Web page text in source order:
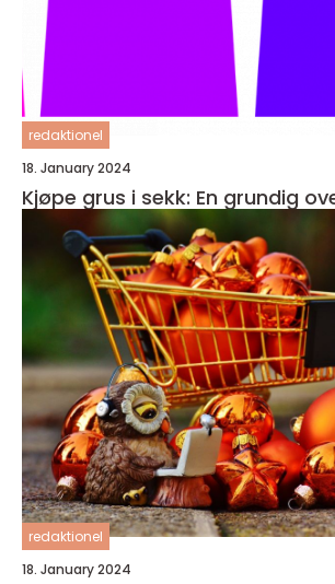
redaktionel
18. January 2024
Kjøpe grus i sekk: En grundig
redaktionel
18. January 2024